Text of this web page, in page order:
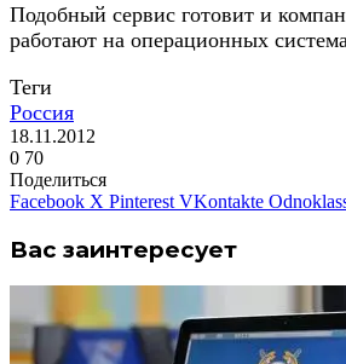
Подобный сервис готовит и
работают на операционных
Теги
Россия
18.11.2012
0 70
Поделиться
Facebook X Pinterest VKontakte
Вас заинтересует